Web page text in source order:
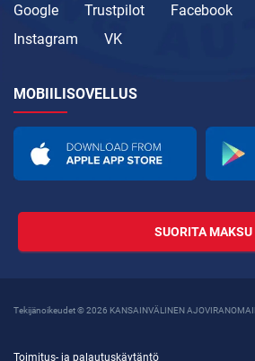
Google Trustpilot Facebook
Instagram
VK
MOBIILISOVELLUS
SUORITA MAKSU
Tekijänoikeudet © 2026 KANSAINVÄLINEN
Toimitus- ja palautuskäytäntö